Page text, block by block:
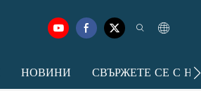
НОВИНИ СВЪРЖЕТЕ СЕ С